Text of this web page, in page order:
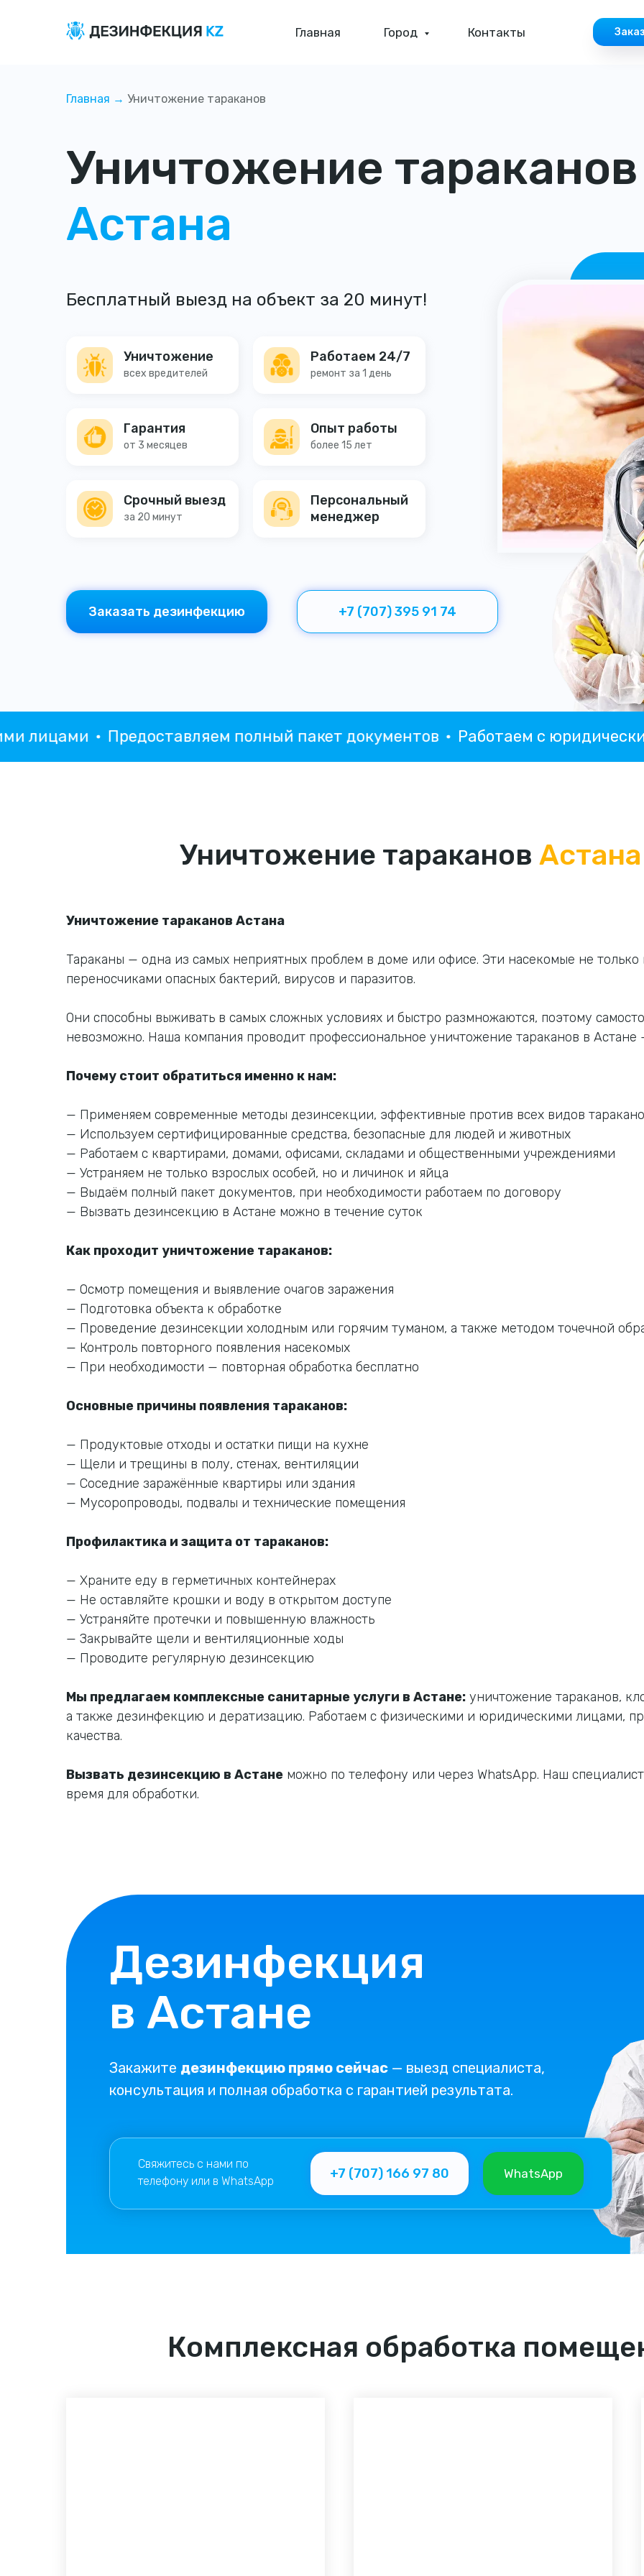
Главная Город Контакты
Уничтожение тараканов
Астана
Бесплатный выезд на объект за 20 минут!
Заказать дезинфекцию +7 (707) 395 91 74
Гарантия
от 3 месяцев более 15 лет
Опыт работы
Персональный
менеджер
ремонт за 1 день
Работаем 24/7
Уничтожение
всех вредителей
Срочный выезд
за 20 минут
Главная → Уничтожение тараканов
Предоставляем полный пакет документов Работаем с юридическими
Уничтожение тараканов Астана
Уничтожение тараканов Астана
Тараканы — одна из самых неприятных проблем в доме или офисе. Эти насекомые не
переносчиками опасных бактерий, вирусов и паразитов.
Они способны выживать в самых сложных условиях и быстро размножаются, поэтому
невозможно. Наша компания проводит профессиональное уничтожение тараканов в
Почему стоит обратиться именно к нам:
— Применяем современные методы дезинсекции, эффективные против всех видов
— Используем сертифицированные средства, безопасные для людей и животных
— Работаем с квартирами, домами, офисами, складами и общественными учреждениями
— Устраняем не только взрослых особей, но и личинок и яйца
— Выдаём полный пакет документов, при необходимости работаем по договору
— Вызвать дезинсекцию в Астане можно в течение суток
Как проходит уничтожение тараканов:
— Осмотр помещения и выявление очагов заражения
— Подготовка объекта к обработке
— Проведение дезинсекции холодным или горячим туманом, а также методом точечной
— Контроль повторного появления насекомых
— При необходимости — повторная обработка бесплатно
Основные причины появления тараканов:
— Продуктовые отходы и остатки пищи на кухне
— Щели и трещины в полу, стенах, вентиляции
— Соседние заражённые квартиры или здания
— Мусоропроводы, подвалы и технические помещения
Профилактика и защита от тараканов:
— Храните еду в герметичных контейнерах
— Не оставляйте крошки и воду в открытом доступе
— Устраняйте протечки и повышенную влажность
— Закрывайте щели и вентиляционные ходы
— Проводите регулярную дезинсекцию
Мы предлагаем комплексные санитарные услуги в Астане: уничтожение тараканов,
а также дезинфекцию и дератизацию. Работаем с физическими и юридическими лицами,
качества.
Вызвать дезинсекцию в Астане можно по телефону или через WhatsApp. Наш
время для обработки.
Дезинфекция
в Астане
Закажите дезинфекцию прямо сейчас — выезд специалиста,
консультация и полная обработка с гарантией результата.
WhatsApp
+7 (707) 166 97 80
Свяжитесь с нами по
телефону или в WhatsApp
Комплексная обработка